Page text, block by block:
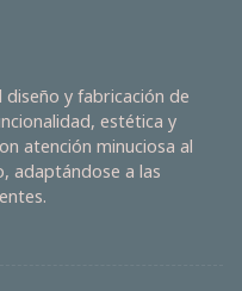
y fabricación de
estética y
atención minuciosa al
adaptándose a las